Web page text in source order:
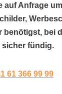
Anfrage
benötigst, bei
sicher fündig.
61 366 99 99